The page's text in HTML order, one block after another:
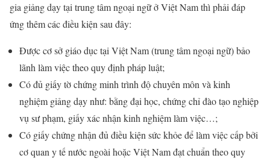
gia giảng dạy tại trung tâm ngoại ngữ ở Việt Nam thì phải đáp
ứng thêm các điều kiện sau đây:
Được cơ sở giáo dục tại Việt Nam (trung tâm ngoại ngữ) bảo
lãnh làm việc theo quy định pháp luật;
Có đủ giấy tờ chứng minh trình độ chuyên môn và kinh
nghiệm giảng dạy như: bằng đại học, chứng chỉ đào tạo nghiệp
vụ sư phạm, giấy xác nhận kinh nghiệm làm việc…;
Có giấy chứng nhận đủ điều kiện sức khỏe để làm việc cấp bởi
cơ quan y tế nước ngoài hoặc Việt Nam đạt chuẩn theo quy